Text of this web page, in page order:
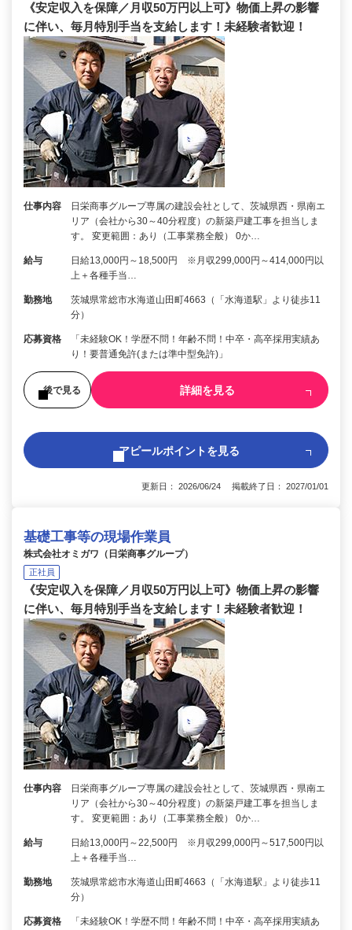
《安定収入を保障／月収50万円以上可》物価上昇の影響
に伴い、毎月特別手当を支給します！未経験者歓迎！
仕事内容
日栄商事グループ専属の建設会社として、茨城県西・県南エ
リア（会社から30～40分程度）の新築戸建工事を担当しま
す。 変更範囲：あり（工事業務全般） 0か…
給与
日給13,000円～18,500円 ※月収299,000円～414,000円以
上＋各種手当…
勤務地
茨城県常総市水海道山田町4663（「水海道駅」より徒歩11
分）
応募資格
「未経験OK！学歴不問！年齢不問！中卒・高卒採用実績あ
り！要普通免許(または準中型免許)」
後で見る 詳細を見る
アピールポイントを見る
更新日： 2026/06/24 掲載終了日： 2027/01/01
基礎工事等の現場作業員
株式会社オミガワ（日栄商事グループ）
正社員
《安定収入を保障／月収50万円以上可》物価上昇の影響
に伴い、毎月特別手当を支給します！未経験者歓迎！
仕事内容
日栄商事グループ専属の建設会社として、茨城県西・県南エ
リア（会社から30～40分程度）の新築戸建工事を担当しま
す。 変更範囲：あり（工事業務全般） 0か…
給与
日給13,000円～22,500円 ※月収299,000円～517,500円以
上＋各種手当…
勤務地
茨城県常総市水海道山田町4663（「水海道駅」より徒歩11
分）
応募資格
「未経験OK！学歴不問！年齢不問！中卒・高卒採用実績あ